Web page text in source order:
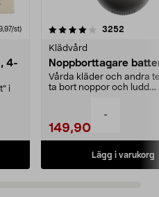
-
st)
4-
i
3252
Klädvård
Noppborttagare
Vårda kläder och andra
ta bort noppor och ludd.
149,90
Lägg i varukorg
4.5av 5 stjärnor